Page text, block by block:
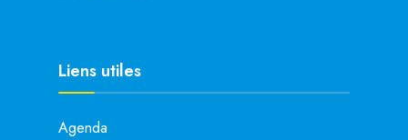
Liens utiles
Agenda